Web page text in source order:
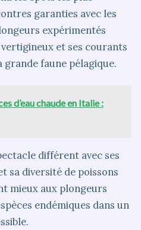
garanties avec les
expérimentés
et ses courants
faune pélagique.
d’eau chaude en Italie :
différent avec ses
sa diversité de poissons
mieux aux plongeurs
endémiques dans un